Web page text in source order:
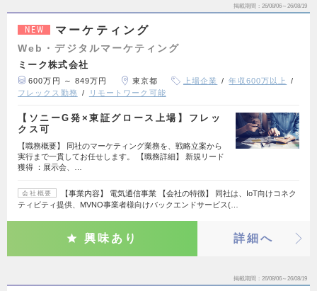
掲載期間 26/08/06～26/08/19
NEW マーケティング
Web・デジタルマーケティング
ミーク株式会社
600万円 ～ 849万円 東京都 上場企業
年収600万以上
フレックス勤務
リモートワーク可能
【ソニーG発×東証グロース上場】フレッ
クス可
【職務概要】 同社のマーケティング業務を、戦略立案から
実行まで一貫してお任せします。 【職務詳細】 新規リード
獲得 ：展示会、…
会社概要
【事業内容】 電気通信事業 【会社の特徴】 同社は、IoT向けコネク
ティビティ提供、MVNO事業者様向けバックエンドサービス(…
興味あり 詳細へ
掲載期間 26/08/06～26/08/19